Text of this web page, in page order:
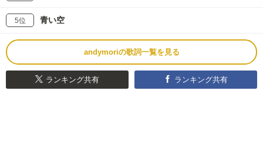
5位 青い空
andymoriの歌詞一覧を見る
ランキング共有 ランキング共有